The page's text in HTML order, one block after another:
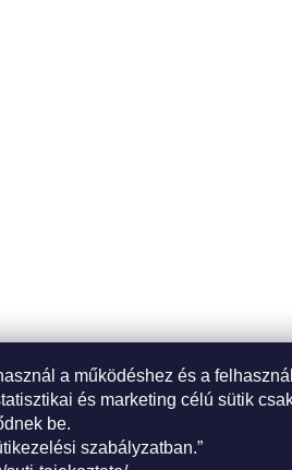
a működéshez és a
és marketing célú sütik
be.
szabályzatban.”